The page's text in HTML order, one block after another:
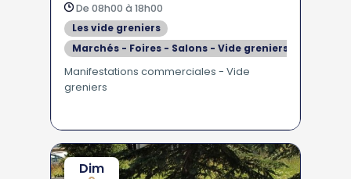
De 08h00 à 18h00
Les vide greniers
Marchés - Foires - Salons - Vide greniers
Manifestations commerciales - Vide
greniers
Dim